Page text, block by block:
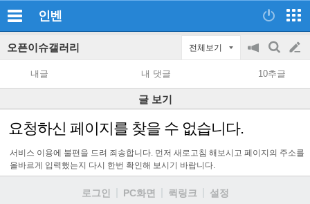
인벤
오픈이슈갤러리 전체보기
공
지
on/off
검
색
글
쓰
기
내글 내 댓글 10추글
글 보기
요청하신 페이지를 찾을 수 없습니다.
서비스 이용에 불편을 드려 죄송합니다. 먼저 새로고침 해보시고 페이지의 주소를
올바르게 입력했는지 다시 한번 확인해 보시기 바랍니다.
로그인 PC화면 퀵링크
설정